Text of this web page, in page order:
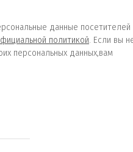
данные посетителей
политикой. Если вы
персональных данных,вам